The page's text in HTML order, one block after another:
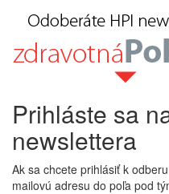
Prihláste sa
newslettera
Ak sa chcete prihlásiť k
mailovú adresu do poľa pod